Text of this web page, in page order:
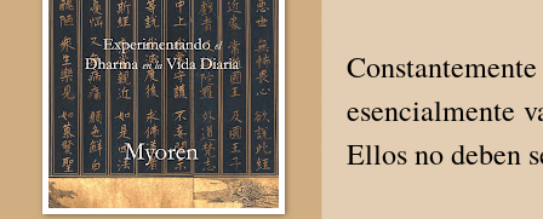
esencialmente
Ellos no deben